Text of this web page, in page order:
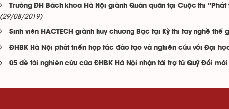
Trường ĐH Bách khoa Hà Nội giành Quán quân tại Cuộc thi
(29/08/2019)
Sinh viên HACTECH giành huy chương Bạc tại Kỳ thi tay nghề thế
ĐHBK Hà Nội phát triển hợp tác đào tạo và nghiên cứu với Đại
05 đề tài nghiên cứu của ĐHBK Hà Nội nhận tài trợ từ Quỹ Đổi